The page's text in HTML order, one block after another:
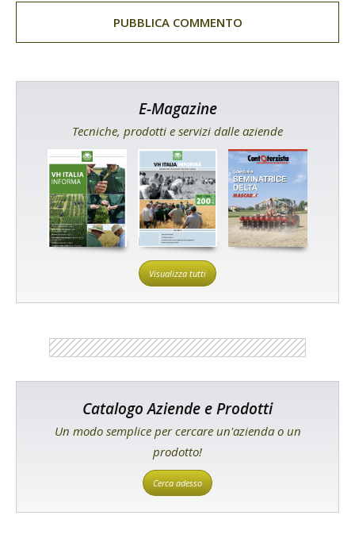
E-Magazine
Tecniche, prodotti e servizi dalle aziende
Visualizza tutti
Catalogo Aziende e Prodotti
Un modo semplice per cercare un'azienda o un
prodotto!
Cerca adesso